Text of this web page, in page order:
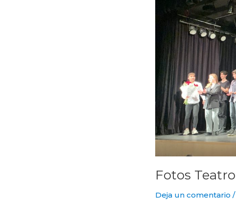
Fotos Teatro
Deja un comentario /